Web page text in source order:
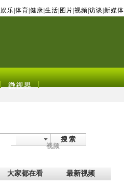
娱乐 体育 健康 生活 图片 视频 访谈 新媒体
微视界
搜 索
视频
大家都在看 最新视频